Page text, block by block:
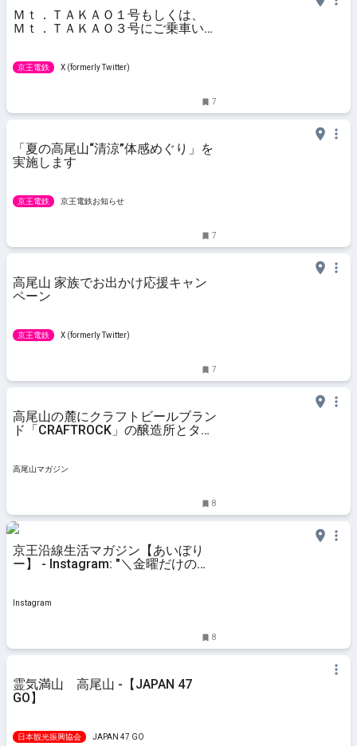
Ｍｔ．ＴＡＫＡＯ１号もしくは、
Ｍｔ．ＴＡＫＡＯ３号にご乗車いた
京王電鉄 X (formerly Twitter)
7
「夏の高尾山“清涼”体感めぐり」を
実施します
京王電鉄 京王電鉄お知らせ
7
高尾山 家族でお出かけ応援キャン
ペーン
京王電鉄 X (formerly Twitter)
7
高尾山の麓にクラフトビールブラン
ド「CRAFTROCK」の醸造所とタッ
高尾山マガジン
8
京王沿線生活マガジン【あいぼり
ー】 - Instagram: "＼金曜だけのお
家カレー店「東山カレー」で 贅沢
Instagram
8
霊気満山 高尾山 -【JAPAN 47
GO】
日本観光振興協会 JAPAN 47 GO